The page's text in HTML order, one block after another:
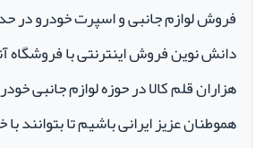
دانش نوین فروش اینترنتی با فروشگاه
هزاران قلم کالا در حوزه لوازم جانبی
هموطنان عزیز ایرانی باشیم تا بتوانند